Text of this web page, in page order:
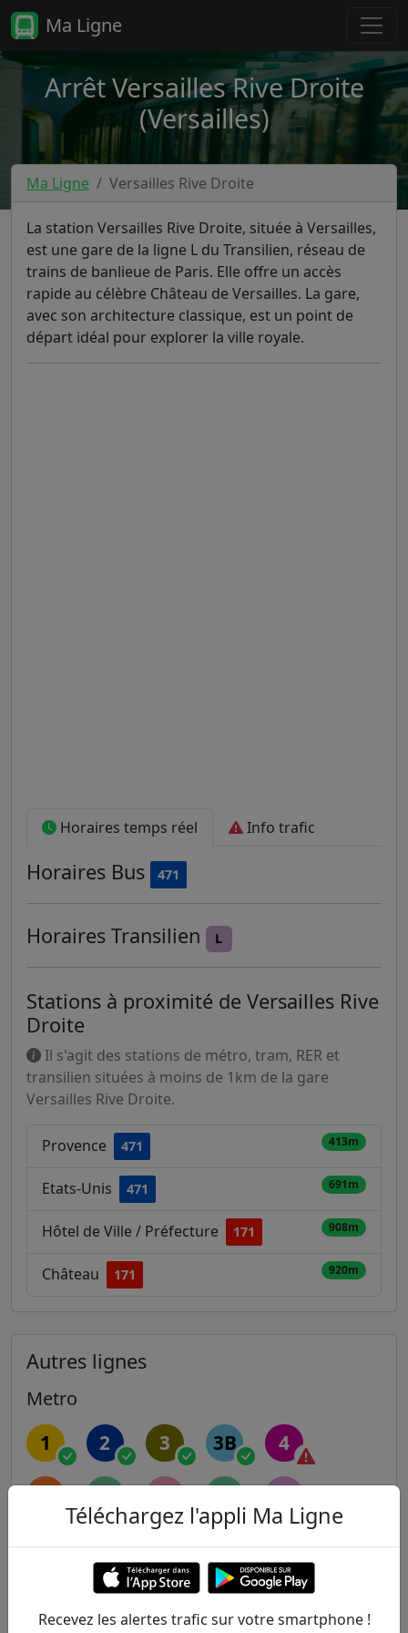
Ma Ligne
Arrêt Versailles Rive Droite
(Versailles)
Ma Ligne Versailles Rive Droite
La station Versailles Rive Droite, située à Versailles,
est une gare de la ligne L du Transilien, réseau de
trains de banlieue de Paris. Elle offre un accès
rapide au célèbre Château de Versailles. La gare,
avec son architecture classique, est un point de
départ idéal pour explorer la ville royale.
Horaires temps réel Info trafic
Horaires Bus 471
Horaires Transilien L
Stations à proximité de Versailles Rive
Droite
Il s'agit des stations de métro, tram, RER et
transilien situées à moins de 1km de la gare
Versailles Rive Droite.
Provence 471 413m
Etats-Unis 471 691m
Hôtel de Ville / Préfecture 171 908m
Château 171 920m
Autres lignes
Metro
1 2 3 3B 4
9 10 11 12 13
Téléchargez l'appli Ma Ligne
Recevez les alertes trafic sur votre smartphone !